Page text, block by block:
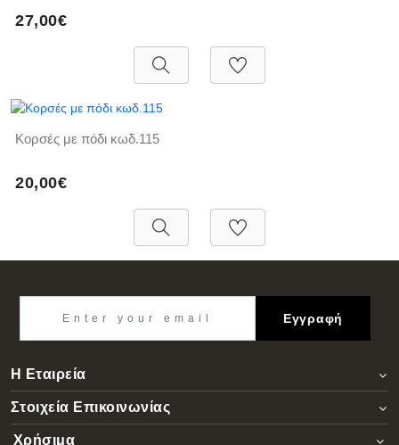
27,00€
Κορσές με πόδι κωδ.115
20,00€
Η Εταιρεία
Εγγραφή
Στοιχεία Επικοινωνίας
Χρήσιμα